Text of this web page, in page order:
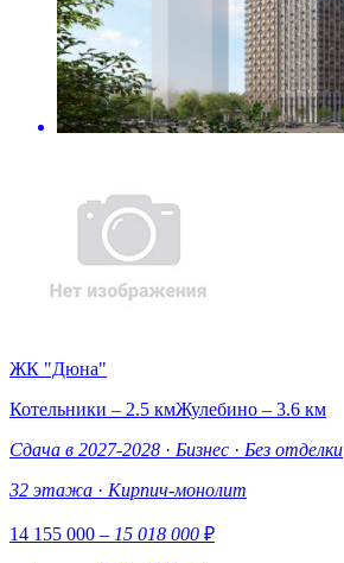
ЖК "Дюна"
Котельники – 2.5 кмЖулебино – 3.6 км
Сдача в 2027-2028 · Бизнес · Без отделки
32 этажа · Кирпич-монолит
14 155 000 – 15 018 000 ₽